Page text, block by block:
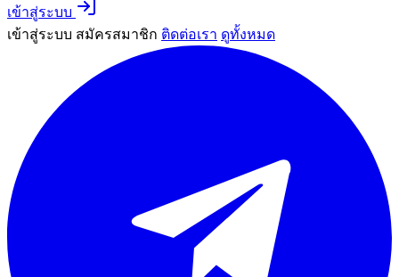
เข้าสู่ระบบ
เข้าสู่ระบบ สมัครสมาชิก ติดต่อเรา ดูทั้งหมด